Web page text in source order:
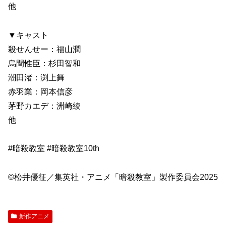
他
▼キャスト
殺せんせー：福山潤
烏間惟臣：杉田智和
潮田渚：渕上舞
赤羽業：岡本信彦
茅野カエデ：洲崎綾
他
#暗殺教室 #暗殺教室10th
©️松井優征／集英社・アニメ「暗殺教室」製作委員会2025
新作アニメ